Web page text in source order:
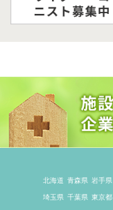
北海道 青森県 岩手県
埼玉県 千葉県 東京都